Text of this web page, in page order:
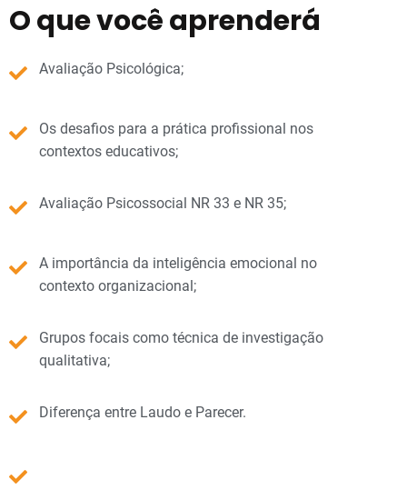
O que você aprenderá
Avaliação Psicológica;
Os desafios para a prática profissional nos
contextos educativos;
Avaliação Psicossocial NR 33 e NR 35;
A importância da inteligência emocional no
contexto organizacional;
Grupos focais como técnica de investigação
qualitativa;
Diferença entre Laudo e Parecer.